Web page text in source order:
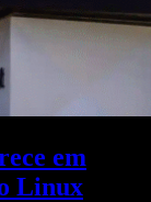
em
Linux